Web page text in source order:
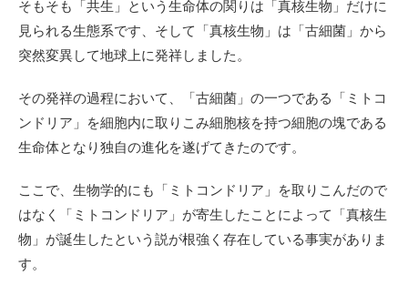
そもそも「共生」という生命体の関りは「真核生物」だけに
見られる生態系です、そして「真核生物」は「古細菌」から
突然変異して地球上に発祥しました。
その発祥の過程において、「古細菌」の一つである「ミトコ
ンドリア」を細胞内に取りこみ細胞核を持つ細胞の塊である
生命体となり独自の進化を遂げてきたのです。
ここで、生物学的にも「ミトコンドリア」を取りこんだので
はなく「ミトコンドリア」が寄生したことによって「真核生
物」が誕生したという説が根強く存在している事実がありま
す。